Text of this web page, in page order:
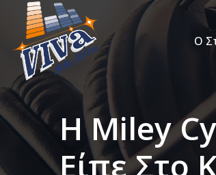
Ο
Η Miley
Είπε Στο